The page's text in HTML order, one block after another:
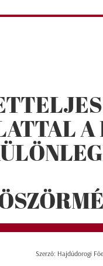
A
Szerző: Hajdúdorogi